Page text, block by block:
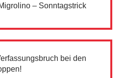
– Sonntagstrick
bei den